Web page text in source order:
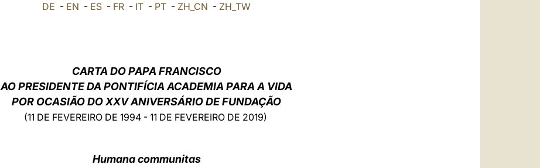
DE - EN - ES - FR - IT - PT - ZH_CN - ZH_TW
CARTA DO PAPA FRANCISCO
AO PRESIDENTE DA PONTIFÍCIA ACADEMIA PARA A VIDA
POR OCASIÃO DO XXV ANIVERSÁRIO DE FUNDAÇÃO
(11 DE FEVEREIRO DE 1994 - 11 DE FEVEREIRO DE 2019)
Humana communitas